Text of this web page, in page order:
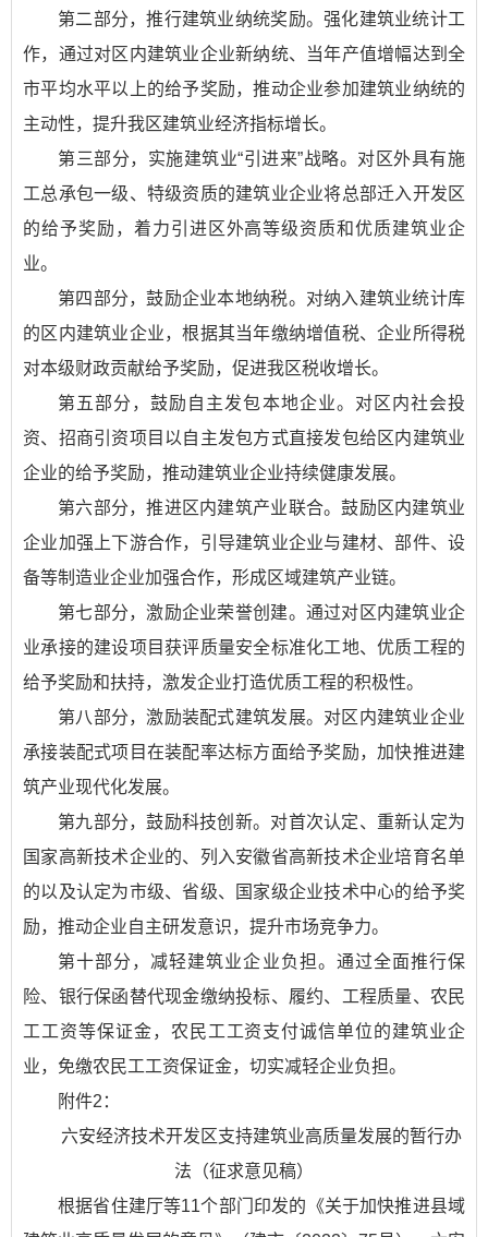
第二部分，推行建筑业纳统奖励。强化建筑业统计工
作，通过对区内建筑业企业新纳统、当年产值增幅达到全
市平均水平以上的给予奖励，推动企业参加建筑业纳统的
主动性，提升我区建筑业经济指标增长。
第三部分，实施建筑业“引进来”战略。对区外具有施
工总承包一级、特级资质的建筑业企业将总部迁入开发区
的给予奖励，着力引进区外高等级资质和优质建筑业企
业。
第四部分，鼓励企业本地纳税。对纳入建筑业统计库
的区内建筑业企业，根据其当年缴纳增值税、企业所得税
对本级财政贡献给予奖励，促进我区税收增长。
第五部分，鼓励自主发包本地企业。对区内社会投
资、招商引资项目以自主发包方式直接发包给区内建筑业
企业的给予奖励，推动建筑业企业持续健康发展。
第六部分，推进区内建筑产业联合。鼓励区内建筑业
企业加强上下游合作，引导建筑业企业与建材、部件、设
备等制造业企业加强合作，形成区域建筑产业链。
第七部分，激励企业荣誉创建。通过对区内建筑业企
业承接的建设项目获评质量安全标准化工地、优质工程的
给予奖励和扶持，激发企业打造优质工程的积极性。
第八部分，激励装配式建筑发展。对区内建筑业企业
承接装配式项目在装配率达标方面给予奖励，加快推进建
筑产业现代化发展。
第九部分，鼓励科技创新。对首次认定、重新认定为
国家高新技术企业的、列入安徽省高新技术企业培育名单
的以及认定为市级、省级、国家级企业技术中心的给予奖
励，推动企业自主研发意识，提升市场竞争力。
第十部分，减轻建筑业企业负担。通过全面推行保
险、银行保函替代现金缴纳投标、履约、工程质量、农民
工工资等保证金，农民工工资支付诚信单位的建筑业企
业，免缴农民工工资保证金，切实减轻企业负担。
附件2：
六安经济技术开发区支持建筑业高质量发展的暂行办
法（征求意见稿）
根据省住建厅等11个部门印发的《关于加快推进县域